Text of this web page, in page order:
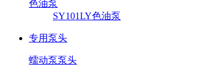
色油泵
SY101LY色油泵
专用泵头
蠕动泵泵头